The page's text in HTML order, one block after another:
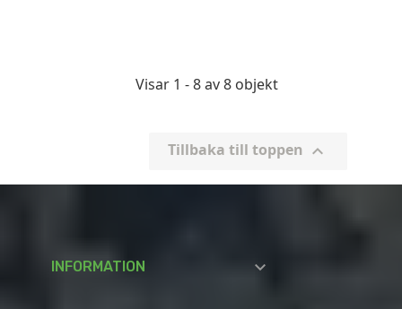
Visar 1 - 8 av 8 objekt
Tillbaka till toppen 
INFORMATION 